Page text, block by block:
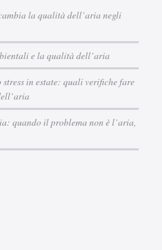
la qualità dell’aria negli
e la qualità dell’aria
in estate: quali verifiche fare
quando il problema non è l’aria,